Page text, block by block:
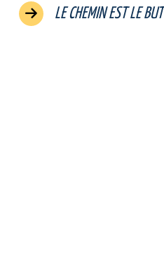
LE CHEMIN EST LE BUT